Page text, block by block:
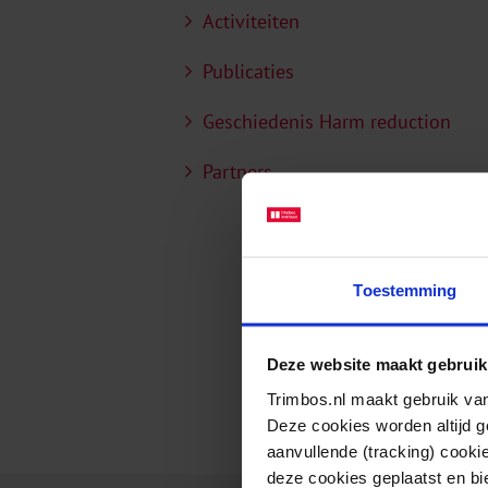
Toestemming
Deze website maakt
Trimbos.nl maakt gebruik
Deze cookies worden altijd
aanvullende (tracking)
deze cookies geplaatst en
Activiteiten
Publicaties
Geschiedenis Harm reduction
Partners